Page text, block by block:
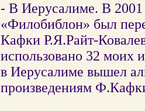
- В Иерусалиме. В 2001
«Филобиблон» был
Кафки Р.Я.Райт-
использовано 32 моих
в Иерусалиме вышел
произведениям